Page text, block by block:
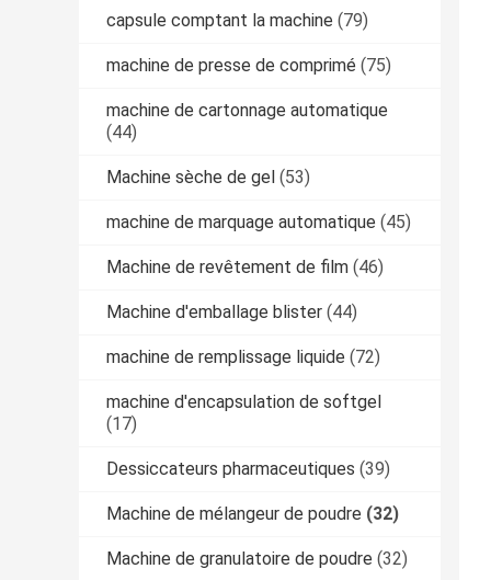
capsule comptant la machine (79)
machine de presse de comprimé (75)
machine de cartonnage automatique
(44)
Machine sèche de gel (53)
machine de marquage automatique (45)
Machine de revêtement de film (46)
Machine d'emballage blister (44)
machine de remplissage liquide (72)
machine d'encapsulation de softgel
(17)
Dessiccateurs pharmaceutiques (39)
Machine de mélangeur de poudre (32)
Machine de granulatoire de poudre (32)